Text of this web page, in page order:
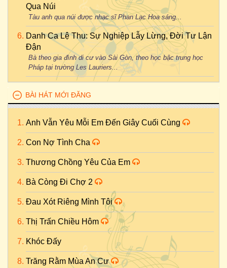
Qua Núi
Tàu anh qua núi được nhạc sĩ Phan Lạc Hoa sáng...
Danh Ca Lệ Thu: Sự Nghiệp Lẫy Lừng, Đời Tư Lận
Đận
Bà theo gia đình di cư vào Sài Gòn, theo học bậc trung học
Pháp tại trường Les Lauriers...
BÀI HÁT MỚI ĐĂNG
Anh Vẫn Yêu Mỗi Em Đến Giây Cuối Cùng
Con Nợ Tình Cha
Thương Chồng Yêu Của Em
Bà Còng Đi Chợ 2
Đau Xót Riêng Mình Tôi
Thị Trấn Chiều Hôm
Khóc Đấy
Trăng Rằm Mùa An Cư